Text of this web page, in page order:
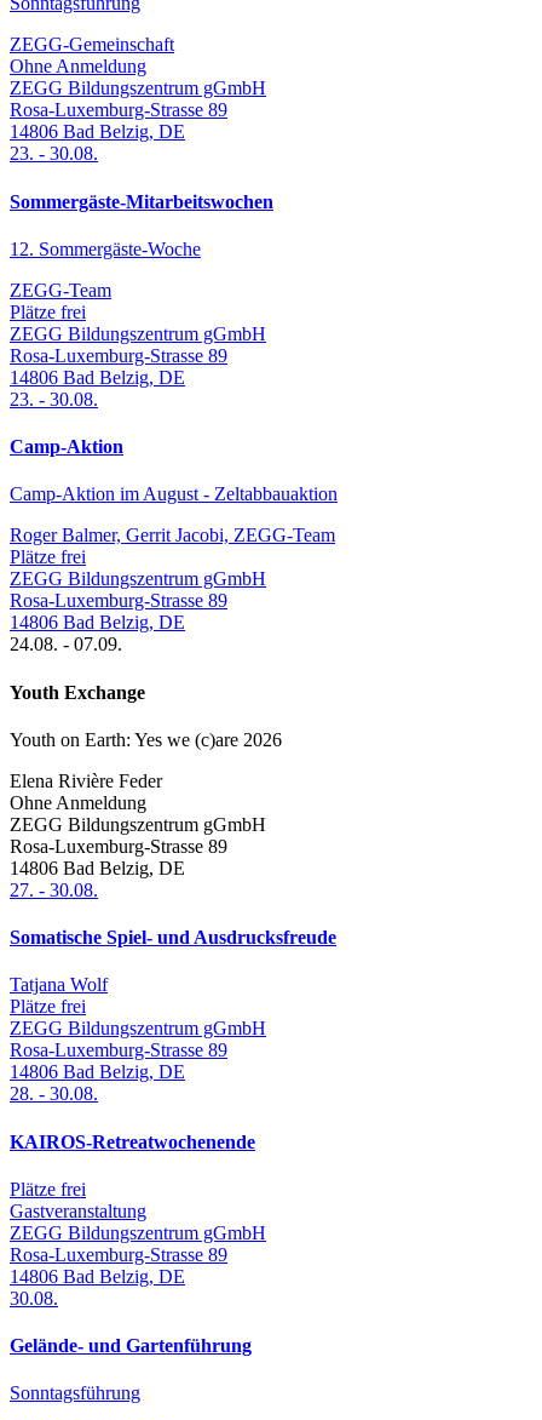
ZEGG-Gemeinschaft
Ohne Anmeldung
ZEGG Bildungszentrum gGmbH
Rosa-Luxemburg-Strasse 89
14806 Bad Belzig, DE
23. - 30.08.
Sommergäste-Mitarbeitswochen
12. Sommergäste-Woche
ZEGG-Team
Plätze frei
ZEGG Bildungszentrum gGmbH
Rosa-Luxemburg-Strasse 89
14806 Bad Belzig, DE
23. - 30.08.
Camp-Aktion
Camp-Aktion im August - Zeltabbauaktion
Roger Balmer, Gerrit Jacobi, ZEGG-Team
Plätze frei
ZEGG Bildungszentrum gGmbH
Rosa-Luxemburg-Strasse 89
14806 Bad Belzig, DE
24.08. - 07.09.
Youth Exchange
Youth on Earth: Yes we (c)are 2026
Elena Rivière Feder
Ohne Anmeldung
ZEGG Bildungszentrum gGmbH
Rosa-Luxemburg-Strasse 89
14806 Bad Belzig, DE
27. - 30.08.
Somatische Spiel- und Ausdrucksfreude
Tatjana Wolf
Plätze frei
ZEGG Bildungszentrum gGmbH
Rosa-Luxemburg-Strasse 89
14806 Bad Belzig, DE
28. - 30.08.
KAIROS-Retreatwochenende
Plätze frei
Gastveranstaltung
ZEGG Bildungszentrum gGmbH
Rosa-Luxemburg-Strasse 89
14806 Bad Belzig, DE
30.08.
Gelände- und Gartenführung
Sonntagsführung